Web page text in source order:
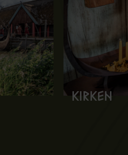
Kirken